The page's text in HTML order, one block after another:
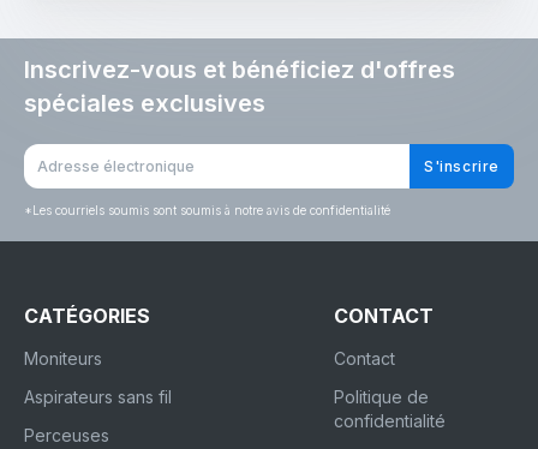
Inscrivez-vous et bénéficiez d'offres
spéciales exclusives
S'inscrire
*Les courriels soumis sont soumis à notre avis de confidentialité
CATÉGORIES
Moniteurs
Aspirateurs sans fil
Perceuses
CONTACT
Contact
Politique de
confidentialité